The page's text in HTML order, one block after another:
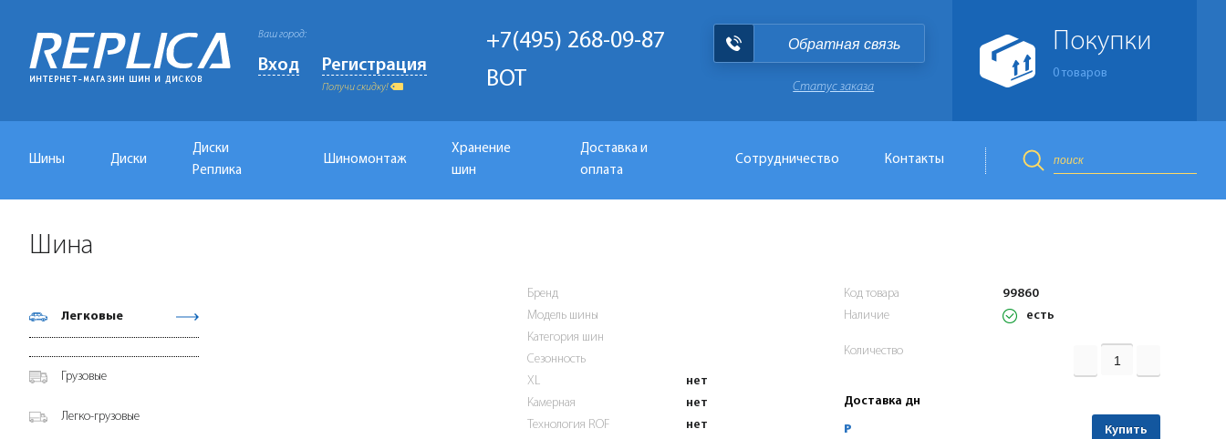
Ваш город:
Вход Регистрация
Получи скидку!
+7(495) 268-09-87
BOT
Обратная связь
Статус заказа
Покупки
0 товаров
Шины Диски
Диски
Реплика
Шиномонтаж
Хранение
шин
Доставка и
оплата
Сотрудничество Контакты
Шина
Легковые
Грузовые
Легко-грузовые
Бренд
Модель шины
Категория шин
Сезонность
XL
нет
Камерная
нет
Технология ROF
нет
Код товара
99860
Наличие
есть
Количество
Доставка дн
Р Купить